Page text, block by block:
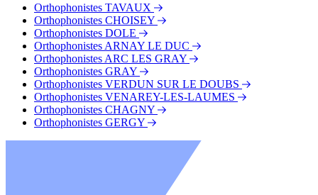
Orthophonistes TAVAUX
Orthophonistes CHOISEY
Orthophonistes DOLE
Orthophonistes ARNAY LE DUC
Orthophonistes ARC LES GRAY
Orthophonistes GRAY
Orthophonistes VERDUN SUR LE DOUBS
Orthophonistes VENAREY-LES-LAUMES
Orthophonistes CHAGNY
Orthophonistes GERGY